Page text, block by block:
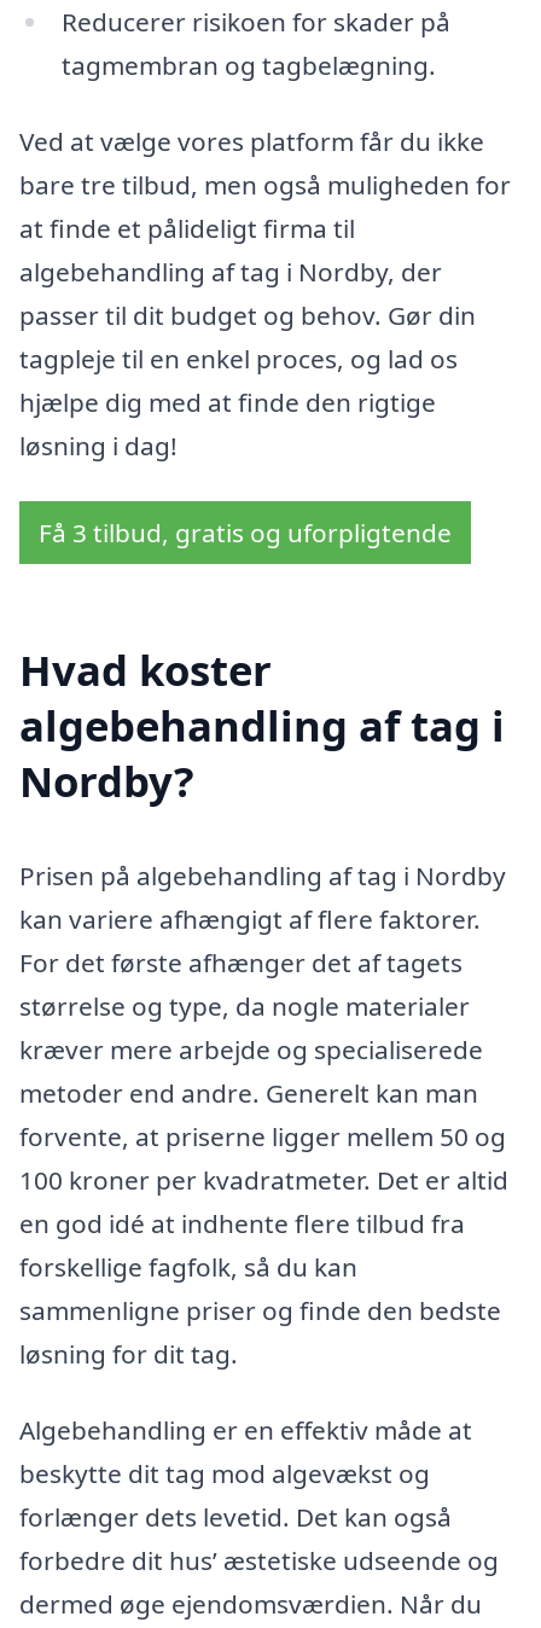
Reducerer risikoen for skader på
tagmembran og tagbelægning.
Ved at vælge vores platform får du ikke
bare tre tilbud, men også muligheden for
at finde et pålideligt firma til
algebehandling af tag i Nordby, der
passer til dit budget og behov. Gør din
tagpleje til en enkel proces, og lad os
hjælpe dig med at finde den rigtige
løsning i dag!
Få 3 tilbud, gratis og uforpligtende
Hvad koster
algebehandling af tag i
Nordby?
Prisen på algebehandling af tag i Nordby
kan variere afhængigt af flere faktorer.
For det første afhænger det af tagets
størrelse og type, da nogle materialer
kræver mere arbejde og specialiserede
metoder end andre. Generelt kan man
forvente, at priserne ligger mellem 50 og
100 kroner per kvadratmeter. Det er altid
en god idé at indhente flere tilbud fra
forskellige fagfolk, så du kan
sammenligne priser og finde den bedste
løsning for dit tag.
Algebehandling er en effektiv måde at
beskytte dit tag mod algevækst og
forlænger dets levetid. Det kan også
forbedre dit hus’ æstetiske udseende og
dermed øge ejendomsværdien. Når du